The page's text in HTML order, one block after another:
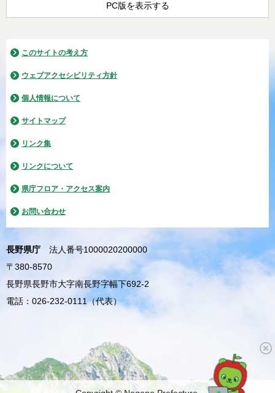
PC版を表示する
このサイトの考え方
ウェブアクセシビリティ方針
個人情報について
サイトマップ
リンク集
リンクについて
県庁フロア・アクセス案内
お問い合わせ
長野県庁
法人番号1000020200000
〒380-8570
長野県長野市大字南長野字幅下692-2
電話：026-232-0111（代表）